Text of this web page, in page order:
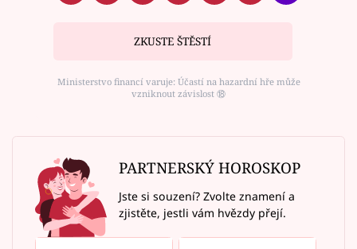
ZKUSTE ŠTĚSTÍ
Ministerstvo financí varuje: Účastí na hazardní hře může
vzniknout závislost ⑱
PARTNERSKÝ HOROSKOP
Jste si souzení? Zvolte znamení a
zjistěte, jestli vám hvězdy přejí.